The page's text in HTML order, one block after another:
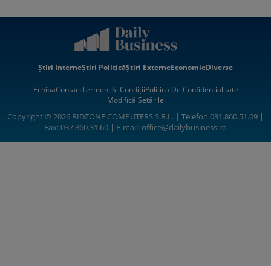
Știri InterneȘtiri PoliticăȘtiri ExterneEconomieDiverse
EchipaContactTermeni Si CondițiiPolitica De Confidentialitate
Modifică Setările
Copyright © 2026 RIDZONE COMPUTERS S.R.L. | Telefon 031.860.51.09 |
Fax: 037.860.31.60 | E-mail:office@dailybusiness.ro